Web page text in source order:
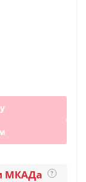
МКАДа ?